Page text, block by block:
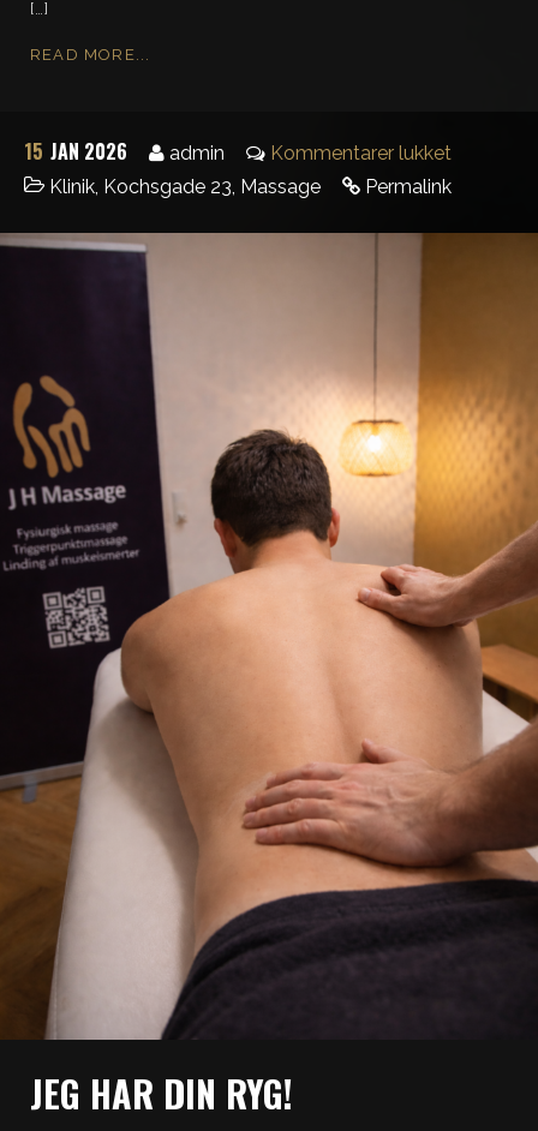
[…]
READ MORE...
15 JAN 2026 admin
Kommentarer lukket
Klinik, Kochsgade 23, Massage Permalink
JEG HAR DIN RYG!